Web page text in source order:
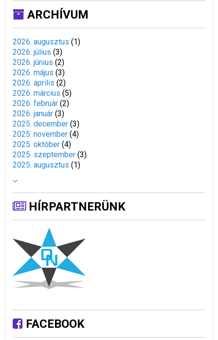
ARCHÍVUM
2026. augusztus (1)
2026. július (3)
2026. június (2)
2026. május (3)
2026. április (2)
2026. március (5)
2026. február (2)
2026. január (3)
2025. december (3)
2025. november (4)
2025. október (4)
2025. szeptember (3)
2025. augusztus (1)
HÍRPARTNERÜNK
FACEBOOK